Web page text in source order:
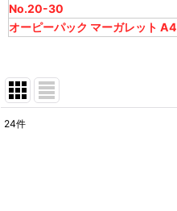
No.20-30
オーピーパック マーガレット A4
24件